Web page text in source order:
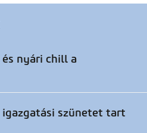
nyári chill a
szünetet tart